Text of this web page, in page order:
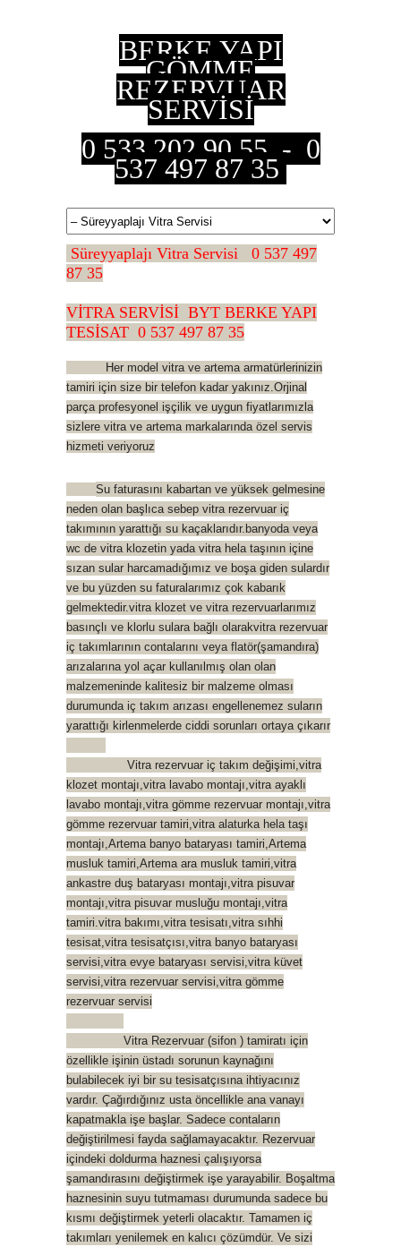
BERKE YAPI
GÖMME
REZERVUAR
SERVİSİ
0 533 202 90 55 - 0
537 497 87 35
Süreyyaplajı Vitra Servisi 0 537 497
87 35
VİTRA SERVİSİ BYT BERKE YAPI
TESİSAT 0 537 497 87 35
Her model vitra ve artema armatürlerinizin
tamiri için size bir telefon kadar yakınız.Orjinal
parça profesyonel işçilik ve uygun fiyatlarımızla
sizlere vitra ve artema markalarında özel servis
hizmeti veriyoruz
Su faturasını kabartan ve yüksek gelmesine
neden olan başlıca sebep vitra rezervuar iç
takımının yarattığı su kaçaklarıdır.banyoda veya
wc de vitra klozetin yada vitra hela taşının içine
sızan sular harcamadığımız ve boşa giden sulardır
ve bu yüzden su faturalarımız çok kabarık
gelmektedir.vitra klozet ve vitra rezervuarlarımız
basınçlı ve klorlu sulara bağlı olarakvitra rezervuar
iç takımlarının contalarını veya flatör(şamandıra)
arızalarına yol açar kullanılmış olan olan
malzemeninde kalitesiz bir malzeme olması
durumunda iç takım arızası engellenemez suların
yarattığı kirlenmelerde ciddi sorunları ortaya çıkarır
Vitra rezervuar iç takım değişimi,vitra
klozet montajı,vitra lavabo montajı,vitra ayaklı
lavabo montajı,vitra gömme rezervuar montajı,vitra
gömme rezervuar tamiri,vitra alaturka hela taşı
montajı,Artema banyo bataryası tamiri,Artema
musluk tamiri,Artema ara musluk tamiri,vitra
ankastre duş bataryası montajı,vitra pisuvar
montajı,vitra pisuvar musluğu montajı,vitra
tamiri.vitra bakımı,vitra tesisatı,vitra sıhhi
tesisat,vitra tesisatçısı,vitra banyo bataryası
servisi,vitra evye bataryası servisi,vitra küvet
servisi,vitra rezervuar servisi,vitra gömme
rezervuar servisi
Vitra Rezervuar (sifon ) tamiratı için
özellikle işinin üstadı sorunun kaynağını
bulabilecek iyi bir su tesisatçısına ihtiyacınız
vardır. Çağırdığınız usta öncellikle ana vanayı
kapatmakla işe başlar. Sadece contaların
değiştirilmesi fayda sağlamayacaktır. Rezervuar
içindeki doldurma haznesi çalışıyorsa
şamandırasını değiştirmek işe yarayabilir. Boşaltma
haznesinin suyu tutmaması durumunda sadece bu
kısmı değiştirmek yeterli olacaktır. Tamamen iç
takımları yenilemek en kalıcı çözümdür. Ve sizi